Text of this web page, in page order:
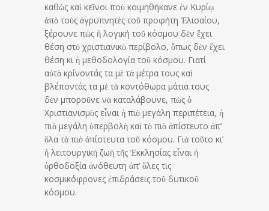
καθὼς καὶ κεῖνοι ποὺ κοιμηθήκανε ἐν Κυρίῳ
ἀπὸ τοὺς ἀγρυπνητὲς τοῦ προφήτη Ἐλισαίου,
ξέρουνε πὼς ἡ λογική τοῦ κόσμου δὲν ἔχει
θέση στὸ χριστιανικὸ περίβολο, ὅπως δὲν ἔχει
θέση κι ἡ μεθοδολογία τοῦ κόσμου. Γιατί
αὐτὰ κρίνοντάς τα μὲ τὰ μέτρα τους καὶ
βλέποντάς τα μὲ τὰ κοντόθωρα μάτια τους
δὲν μποροῦνε νὰ καταλάβουνε, πὼς ὁ
Χριστιανισμὸς εἶναι ἠ πιὸ μεγάλη περιπέτεια, ἡ
πιὸ μεγάλη ὑπερβολὴ καὶ τὸ πιὸ ἀπίστευτο ἀπ’
ὅλα τὰ πιὸ ἀπίστευτα τοῦ κόσμου. Γιὰ τοῦτο κι’
ἡ λειτουργικὴ ζωὴ τῆς Ἐκκλησίας εἶναι ἡ
ὀρθοδοξία ἀνόθευτη ἀπ’ ὅλες τὶς
κοσμικόφρονες ἐπιδράσεις τοῦ δυτικοῦ
κόσμου.